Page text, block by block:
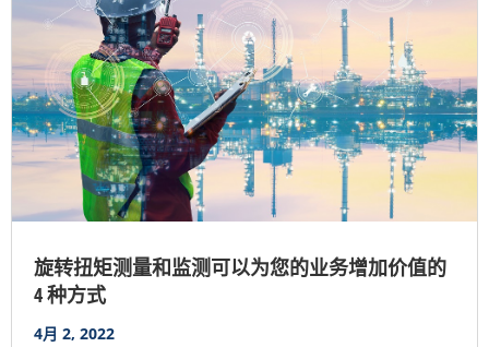
旋转扭矩测量和监测可以为您的业务增加价值的
4 种方式
4月 2, 2022